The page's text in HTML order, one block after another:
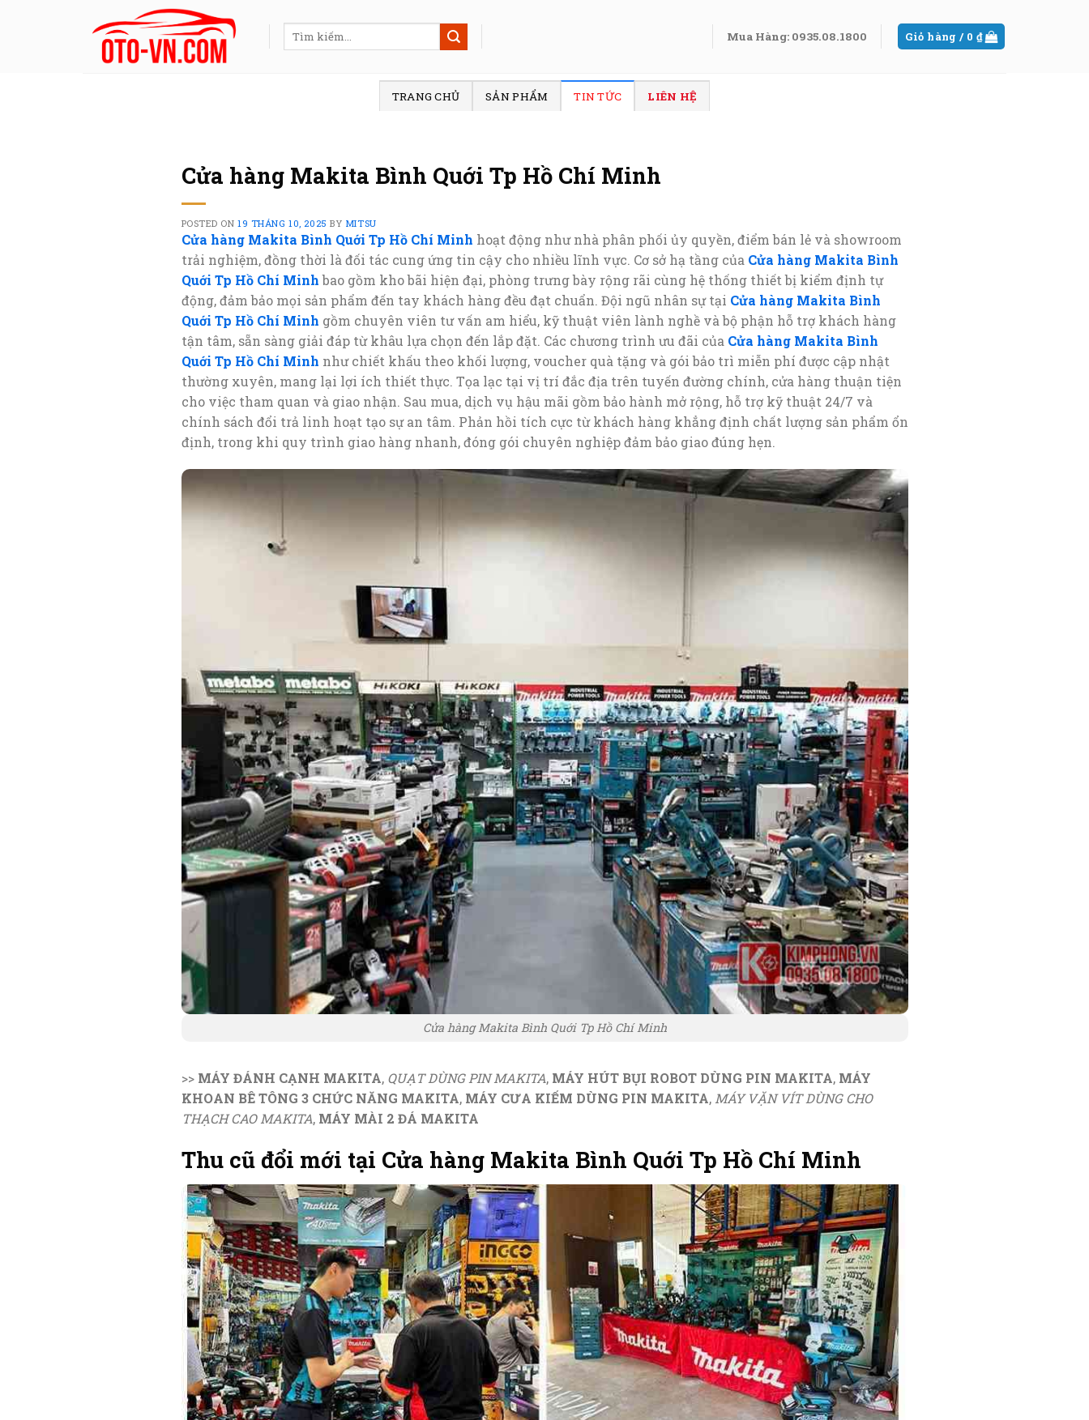
Tìm
kiếm:
Mua Hàng: 0935.08.1800 Giỏ hàng / 0 ₫
TRANG CHỦ SẢN PHẨM TIN TỨC LIÊN HỆ
Cửa hàng Makita Bình Quới Tp Hồ Chí Minh
POSTED ON19 THÁNG 10, 2025 BY MITSU
Cửa hàng Makita Bình Quới Tp Hồ Chí Minh hoạt động như nhà phân phối ủy quyền, điểm bán lẻ và showroom
trải nghiệm, đồng thời là đối tác cung ứng tin cậy cho nhiều lĩnh vực. Cơ sở hạ tầng của Cửa hàng Makita Bình
Quới Tp Hồ Chí Minhbao gồm kho bãi hiện đại, phòng trưng bày rộng rãi cùng hệ thống thiết bị kiểm định tự
động, đảm bảo mọi sản phẩm đến tay khách hàng đều đạt chuẩn. Đội ngũ nhân sự tại Cửa hàng Makita Bình
Quới Tp Hồ Chí Minh gồm chuyên viên tư vấn am hiểu, kỹ thuật viên lành nghề và bộ phận hỗ trợ khách hàng
tận tâm, sẵn sàng giải đáp từ khâu lựa chọn đến lắp đặt. Các chương trình ưu đãi của Cửa hàng Makita Bình
Quới Tp Hồ Chí Minh như chiết khấu theo khối lượng, voucher quà tặng và gói bảo trì miễn phí được cập nhật
thường xuyên, mang lại lợi ích thiết thực. Tọa lạc tại vị trí đắc địa trên tuyến đường chính, cửa hàng thuận tiện
cho việc tham quan và giao nhận. Sau mua, dịch vụ hậu mãi gồm bảo hành mở rộng, hỗ trợ kỹ thuật 24/7 và
chính sách đổi trả linh hoạt tạo sự an tâm. Phản hồi tích cực từ khách hàng khẳng định chất lượng sản phẩm ổn
định, trong khi quy trình giao hàng nhanh, đóng gói chuyên nghiệp đảm bảo giao đúng hẹn.
Cửa hàng Makita Bình Quới Tp Hồ Chí Minh
>> MÁY ĐÁNH CẠNH MAKITA, QUẠT DÙNG PIN MAKITA, MÁY HÚT BỤI ROBOT DÙNG PIN MAKITA, MÁY
KHOAN BÊ TÔNG 3 CHỨC NĂNG MAKITA, MÁY CƯA KIẾM DÙNG PIN MAKITA, MÁY VẶN VÍT DÙNG CHO
THẠCH CAO MAKITA, MÁY MÀI 2 ĐÁ MAKITA
Thu cũ đổi mới tại Cửa hàng Makita Bình Quới Tp Hồ Chí Minh